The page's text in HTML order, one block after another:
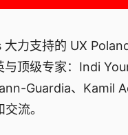
力支持的 UX
与顶级专家：Indi
Guardia、Kamil
流。